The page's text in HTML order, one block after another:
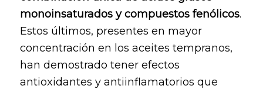
monoinsaturados y compuestos fenólicos.
Estos últimos, presentes en mayor
concentración en los aceites tempranos,
han demostrado tener efectos
antioxidantes y antiinflamatorios que